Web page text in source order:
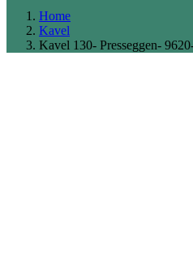
Home
Kavel
Kavel 130- Presseggen-